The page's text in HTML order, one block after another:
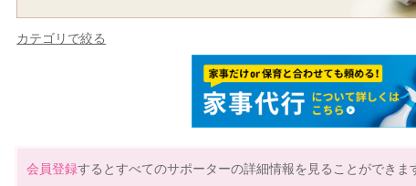
カテゴリで絞る
会員登録するとすべてのサポーターの詳細情報を見ることができま